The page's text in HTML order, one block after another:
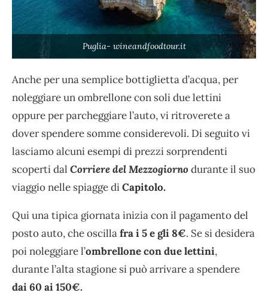
Puglia- wineandfoodtour.it
Anche per una semplice bottiglietta d’acqua, per
noleggiare un ombrellone con soli due lettini
oppure per parcheggiare l’auto, vi ritroverete a
dover spendere somme considerevoli. Di seguito vi
lasciamo alcuni esempi di prezzi sorprendenti
scoperti dal Corriere del Mezzogiornodurante il suo
viaggio nelle spiagge diCapitolo.
Qui una tipica giornata inizia con il pagamento del
posto auto, che oscillafra i 5 e gli 8€. Se si desidera
poi noleggiare l’ombrellone con due lettini,
durante l’alta stagione si può arrivare a spendere
dai 60 ai 150€.